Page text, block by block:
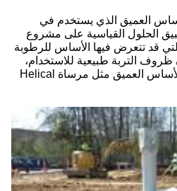
العميق الذي يستخدم في
الحلول القياسية على مشروع
قد تتعرض فيها الأساس للرطوبة
ظروف التربة طبيعية للاستخدام،
في مثل هذه الحالة محلول الأساس العميق مثل مرساة Helical